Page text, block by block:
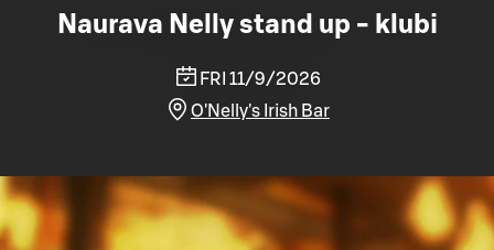
Naurava Nelly stand up - klubi
FRI 11/9/2026
O'Nelly's Irish Bar